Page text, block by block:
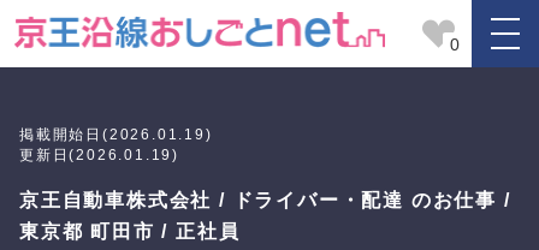
0
掲載開始日(2026.01.19)
更新日(2026.01.19)
京王自動車株式会社 / ドライバー・配達 のお仕事 /
東京都 町田市 / 正社員